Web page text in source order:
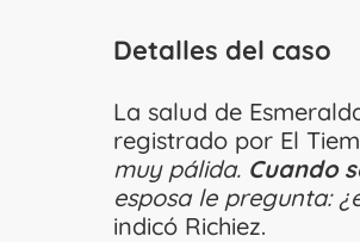
Detalles del caso
La salud de
registrado por El
muy pálida. Cuando
esposa le pregunta:
indicó Richiez.